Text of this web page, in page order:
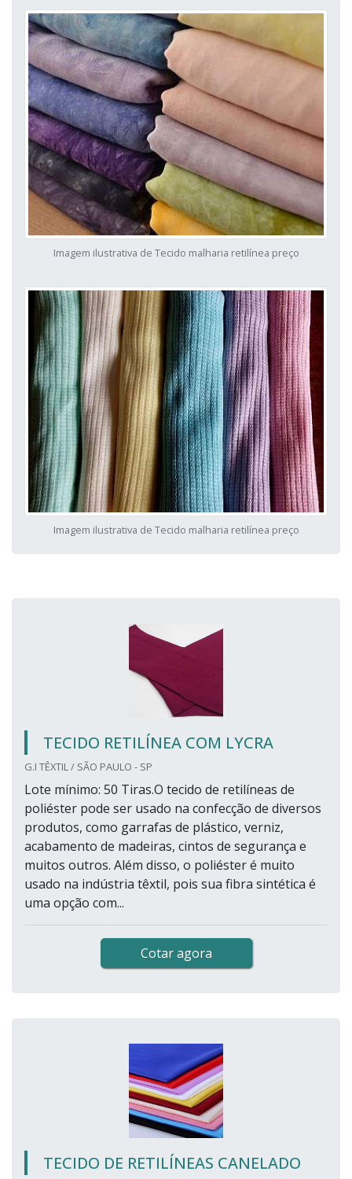
Imagem ilustrativa de Tecido malharia retilínea preço
Imagem ilustrativa de Tecido malharia retilínea preço
TECIDO RETILÍNEA COM LYCRA
G.I TÊXTIL / SÃO PAULO - SP
Lote mínimo: 50 Tiras.O tecido de retilíneas de
poliéster pode ser usado na confecção de diversos
produtos, como garrafas de plástico, verniz,
acabamento de madeiras, cintos de segurança e
muitos outros. Além disso, o poliéster é muito
usado na indústria têxtil, pois sua fibra sintética é
uma opção com...
Cotar agora
TECIDO DE RETILÍNEAS CANELADO